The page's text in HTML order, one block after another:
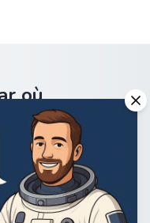
où
vous serez en
ou votre boutique
essentielles pour